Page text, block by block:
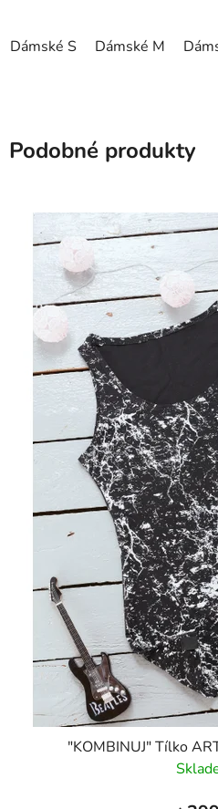
Dámské S Dámské M
Podobné produkty
"KOMBINUJ" Tílko